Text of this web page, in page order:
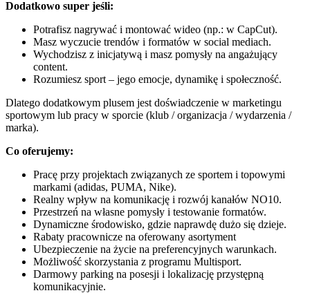
Dodatkowo super jeśli:
Potrafisz nagrywać i montować wideo (np.: w CapCut).
Masz wyczucie trendów i formatów w social mediach.
Wychodzisz z inicjatywą i masz pomysły na angażujący
content.
Rozumiesz sport – jego emocje, dynamikę i społeczność.
Dlatego dodatkowym plusem jest doświadczenie w marketingu
sportowym lub pracy w sporcie (klub / organizacja / wydarzenia /
marka).
Co oferujemy:
Pracę przy projektach związanych ze sportem i topowymi
markami (adidas, PUMA, Nike).
Realny wpływ na komunikację i rozwój kanałów NO10.
Przestrzeń na własne pomysły i testowanie formatów.
Dynamiczne środowisko, gdzie naprawdę dużo się dzieje.
Rabaty pracownicze na oferowany asortyment
Ubezpieczenie na życie na preferencyjnych warunkach.
Możliwość skorzystania z programu Multisport.
Darmowy parking na posesji i lokalizację przystępną
komunikacyjnie.